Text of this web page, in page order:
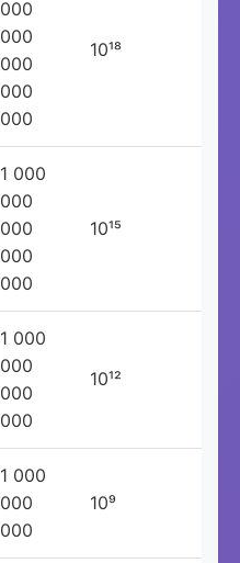
000
000
000
000
000
10¹⁸
1 000
000
000
000
000
10¹⁵
1 000
000
000
000
10¹²
1 000
000
000
10⁹